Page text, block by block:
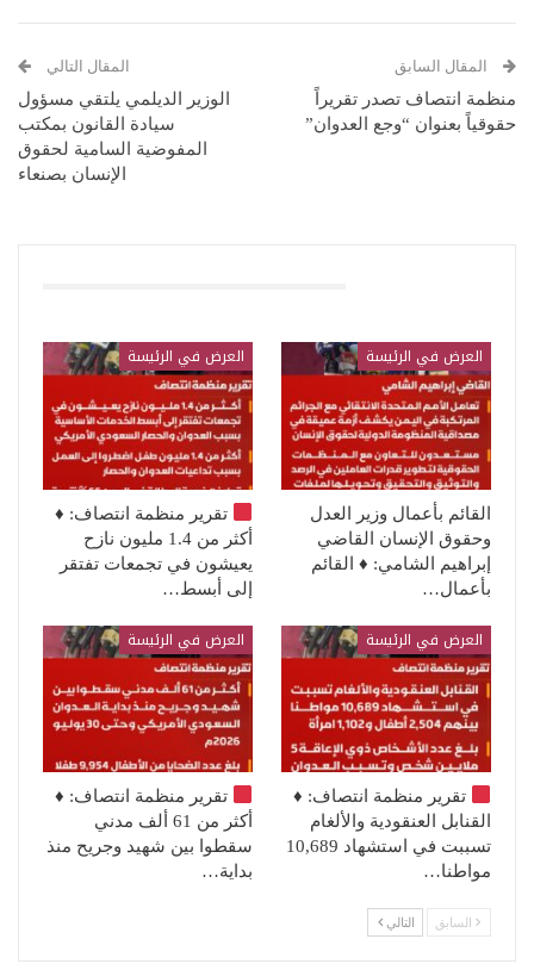
المقال السابق
منظمة انتصاف تصدر تقريراً
حقوقياً بعنوان “وجع العدوان”
المقال التالي
الوزير الديلمي يلتقي مسؤول
سيادة القانون بمكتب
المفوضية السامية لحقوق
الإنسان بصنعاء
العرض في الرئيسة
القائم بأعمال وزير العدل
وحقوق الإنسان القاضي
إبراهيم الشامي: ♦️ القائم
بأعمال…
العرض في الرئيسة
تقرير منظمة انتصاف: ♦️
أكثر من 1.4 مليون نازح
يعيشون في تجمعات تفتقر
إلى أبسط…
العرض في الرئيسة
تقرير منظمة انتصاف: ♦️
القنابل العنقودية والألغام
تسببت في استشهاد 10,689
مواطنا…
العرض في الرئيسة
تقرير منظمة انتصاف: ♦️
أكثر من 61 ألف مدني
سقطوا بين شهيد وجريح منذ
بداية…
السابق التالي